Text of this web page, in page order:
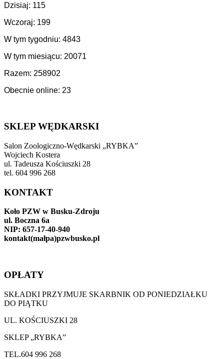
Dzisiaj: 115
Wczoraj: 199
W tym tygodniu: 4843
W tym miesiącu: 20071
Razem: 258902
Obecnie online: 23
SKLEP WĘDKARSKI
Salon Zoologiczno-Wędkarski „RYBKA”
Wojciech Kostera
ul. Tadeusza Kościuszki 28
tel. 604 996 268
KONTAKT
Koło PZW w Busku-Zdroju
ul. Boczna 6a
NIP: 657-17-40-940
kontakt(małpa)pzwbusko.pl
OPŁATY
SKŁADKI PRZYJMUJE SKARBNIK OD PONIEDZIAŁKU
DO PIĄTKU
UL. KOŚCIUSZKI 28
SKLEP „RYBKA”
TEL.604 996 268